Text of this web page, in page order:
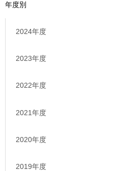
年度別
2024年度
2023年度
2022年度
2021年度
2020年度
2019年度